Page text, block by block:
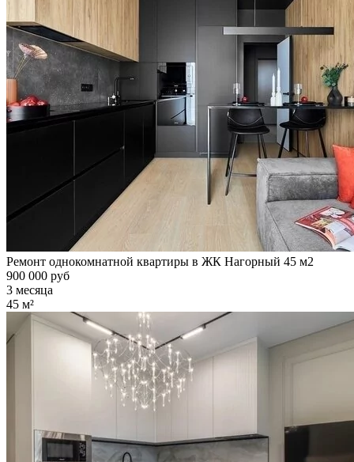
Ремонт однокомнатной квартиры в ЖК Нагорный 45 м2
900 000 руб
3 месяца
45 м²